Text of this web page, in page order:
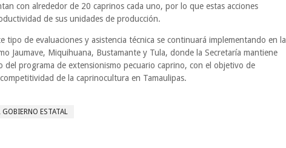
con alrededor de 20 caprinos cada uno, por lo que estas acciones
de sus unidades de producción.
tipo de evaluaciones y asistencia técnica se continuará implementando en la
Jaumave, Miquihuana, Bustamante y Tula, donde la Secretaría mantiene
del programa de extensionismo pecuario caprino, con el objetivo de
de la caprinocultura en Tamaulipas.
ESTATAL